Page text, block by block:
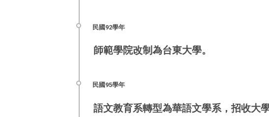
師範學院改制為台東大學。
語文教育系轉型為華語文學系，招收大